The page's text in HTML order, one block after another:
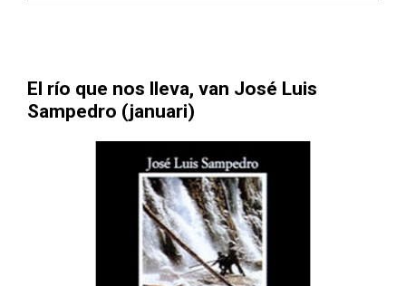
El río que nos lleva, van José Luis
Sampedro (januari)